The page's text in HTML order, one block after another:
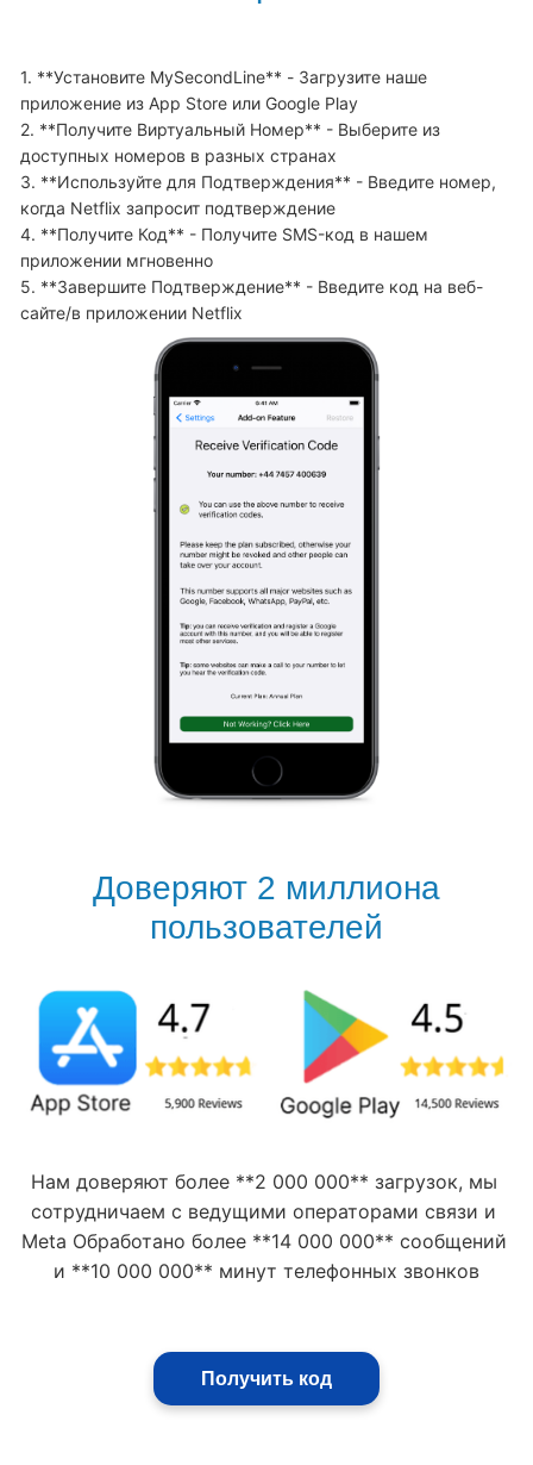
1. **Установите MySecondLine** - Загрузите наше
приложение из App Store или Google Play
2. **Получите Виртуальный Номер** - Выберите из
доступных номеров в разных странах
3. **Используйте для Подтверждения** - Введите номер,
когда Netflix запросит подтверждение
4. **Получите Код** - Получите SMS-код в нашем
приложении мгновенно
5. **Завершите Подтверждение** - Введите код на веб-
сайте/в приложении Netflix
Доверяют 2 миллиона
пользователей
Нам доверяют более **2 000 000** загрузок, мы
сотрудничаем с ведущими операторами связи и
Meta Обработано более **14 000 000** сообщений
и **10 000 000** минут телефонных звонков
Получить код